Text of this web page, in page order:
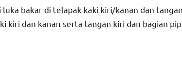
bakar di telapak kaki kiri/kanan dan
kiri dan kanan serta tangan kiri dan bagian